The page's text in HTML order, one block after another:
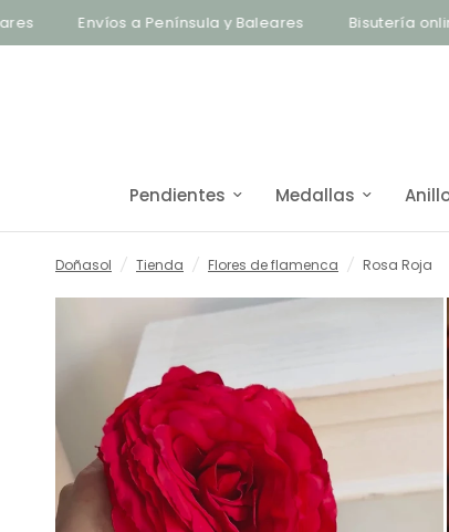
Envíos a Península y Baleares Bisutería online
Pendientes Medallas
Doñasol / Tienda / Flores de flamenca / Rosa Roja